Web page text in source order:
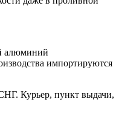
алюминий
импортируются
Курьер, пункт выдачи,